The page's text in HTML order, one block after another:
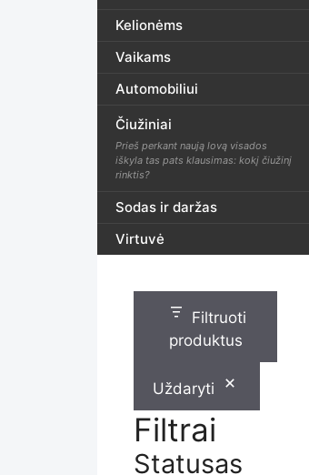
Kelionėms
Vaikams
Automobiliui
Čiužiniai
Prieš perkant naują lovą visados
iškyla tas pats klausimas: kokį čiužinį
rinktis?
Sodas ir daržas
Virtuvė
Filtruoti
produktus
Uždaryti
Filtrai
Statusas